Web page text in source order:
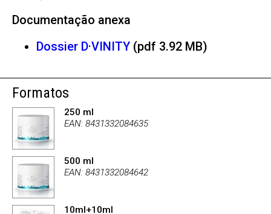
Documentação anexa
Dossier D·VINITY (pdf 3.92 MB)
Formatos
250 ml
EAN: 8431332084635
500 ml
EAN: 8431332084642
10ml+10ml